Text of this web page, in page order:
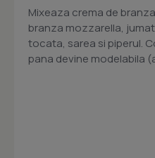
Mixeaza crema de
branza mozzarella,
tocata, sarea si piperul.
pana devine modelabila